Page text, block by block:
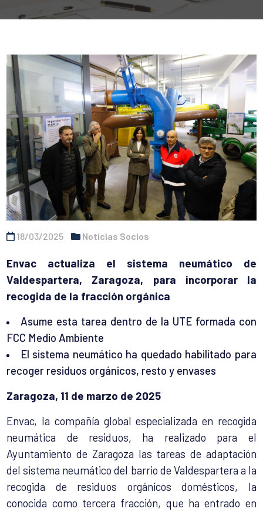
18/03/2025 Noticias Socios
Envac actualiza el sistema neumático de
Valdespartera, Zaragoza, para incorporar la
recogida de la fracción orgánica
Asume esta tarea dentro de la UTE formada con
FCC Medio Ambiente
El sistema neumático ha quedado habilitado para
recoger residuos orgánicos, resto y envases
Zaragoza, 11 de marzo de 2025
Envac, la compañía global especializada en recogida
neumática de residuos, ha realizado para el
Ayuntamiento de Zaragoza las tareas de adaptación
del sistema neumático del barrio de Valdespartera a la
recogida de residuos orgánicos domésticos, la
conocida como tercera fracción, que ha entrado en